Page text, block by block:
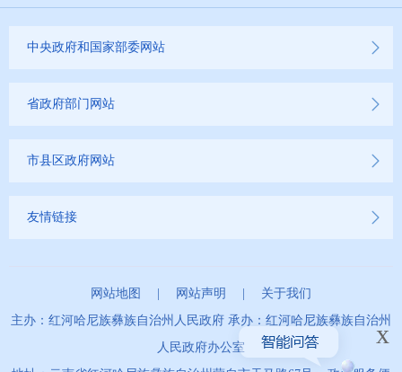
中央政府和国家部委网站
省政府部门网站
市县区政府网站
友情链接
网站地图 | 网站声明 | 关于我们
主办：红河哈尼族彝族自治州人民政府 承办：红河哈尼族彝族自治州
人民政府办公室
x